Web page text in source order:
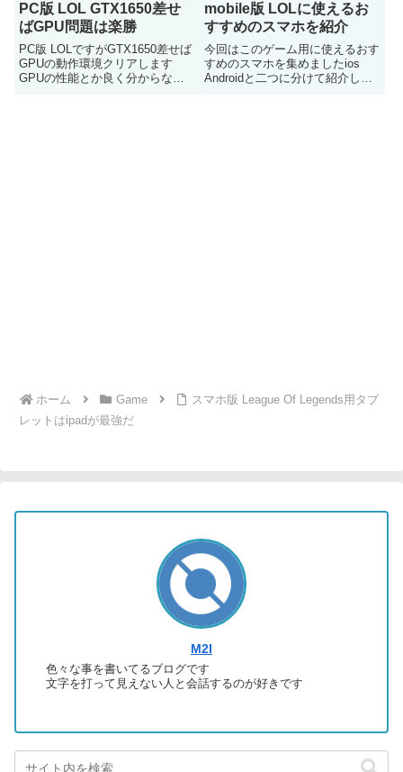
PC版 LOL GTX1650差せ
ばGPU問題は楽勝
PC版 LOLですがGTX1650差せば
GPUの動作環境クリアします
GPUの性能とか良く分からない
mobile版 LOLに使えるお
すすめのスマホを紹介
今回はこのゲーム用に使えるおす
すめのスマホを集めましたios
Androidと二つに分けて紹介して
ホーム Game
スマホ版 League Of Legends用タブ
レットはipadが最強だ
M2I
色々な事を書いてるブログです
文字を打って見えない人と会話するのが好きです